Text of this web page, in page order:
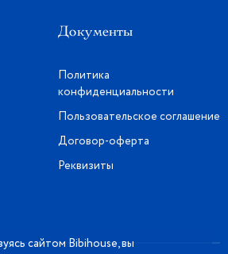
Документы
Политика
конфиденциальности
Пользовательское соглашение
Договор-оферта
Реквизиты
сайтом Bibihouse, вы